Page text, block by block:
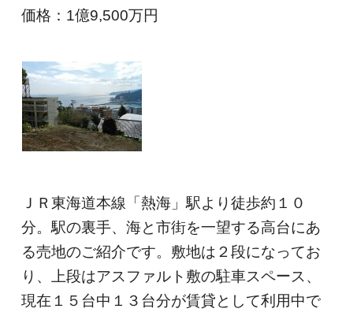
価格：1億9,500万円
ＪＲ東海道本線「熱海」駅より徒歩約１０
分。駅の裏手、海と市街を一望する高台にあ
る売地のご紹介です。敷地は２段になってお
り、上段はアスファルト敷の駐車スペース、
現在１５台中１３台分が賃貸として利用中で